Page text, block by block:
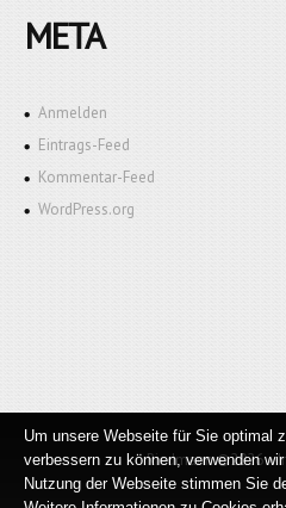
META
Anmelden
Eintrags-Feed
Kommentar-Feed
WordPress.org
Riedmann©2026 •
Um unsere Webseite für Sie optimal
verbessern zu können, verwenden
Nutzung der Webseite stimmen Sie